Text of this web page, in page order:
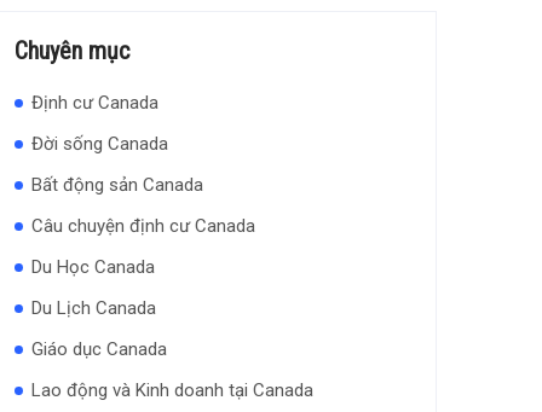
Chuyên mục
Định cư Canada
Đời sống Canada
Bất động sản Canada
Câu chuyện định cư Canada
Du Học Canada
Du Lịch Canada
Giáo dục Canada
Lao động và Kinh doanh tại Canada